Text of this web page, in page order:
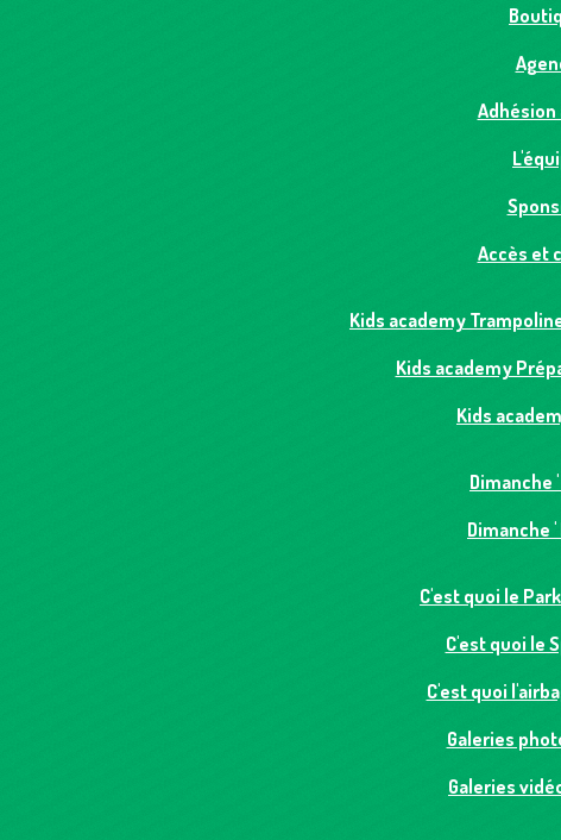
Adhésion
Accès et
Kids academy
Kids academy
Kids
Dimanche
Dimanche
C'est quoi le
C'est quoi le
C'est quoi
Galeries
Galeries